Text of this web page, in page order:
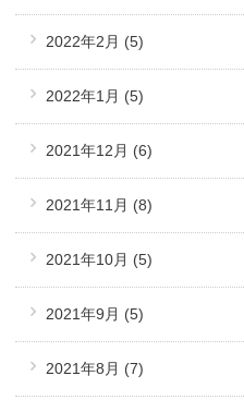
2022年2月 (5)
2022年1月 (5)
2021年12月 (6)
2021年11月 (8)
2021年10月 (5)
2021年9月 (5)
2021年8月 (7)